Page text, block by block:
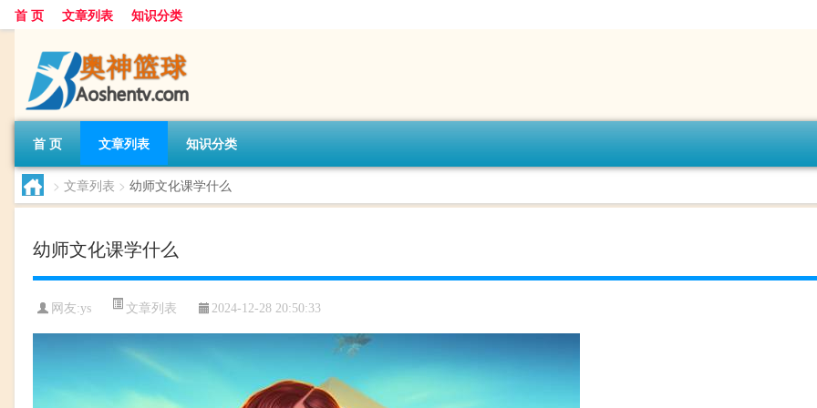
首 页 文章列表 知识分类
首 页 文章列表 知识分类
> 文章列表 > 幼师文化课学什么
幼师文化课学什么
网友:ys 文章列表 2024-12-28 20:50:33